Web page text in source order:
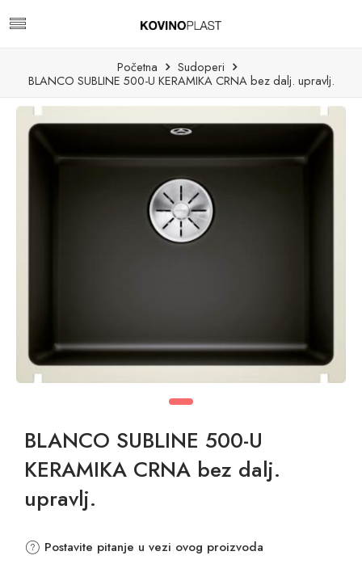
Početna
Sudoperi
BLANCO SUBLINE 500-U KERAMIKA CRNA bez dalj. upravlj.
BLANCO SUBLINE 500-U
KERAMIKA CRNA bez dalj.
upravlj.
Postavite pitanje u vezi ovog proizvoda